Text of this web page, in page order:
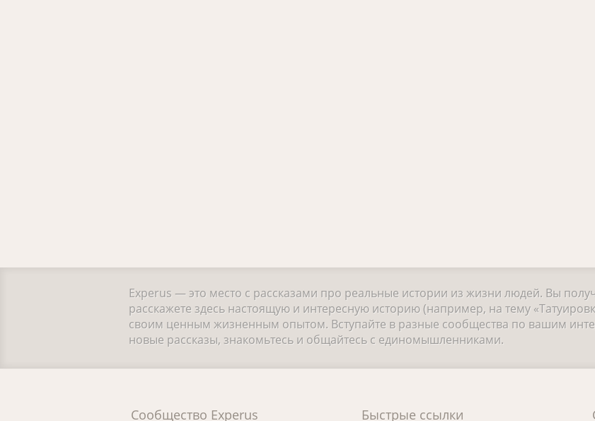
Experus — это место с рассказами про реальные истории из жизни людей. Вы
расскажете здесь настоящую и интересную историю (например, на тему
своим ценным жизненным опытом. Вступайте в разные сообщества по вашим
новые рассказы, знакомьтесь и общайтесь с единомышленниками.
Сообщество Experus Быстрые ссылки